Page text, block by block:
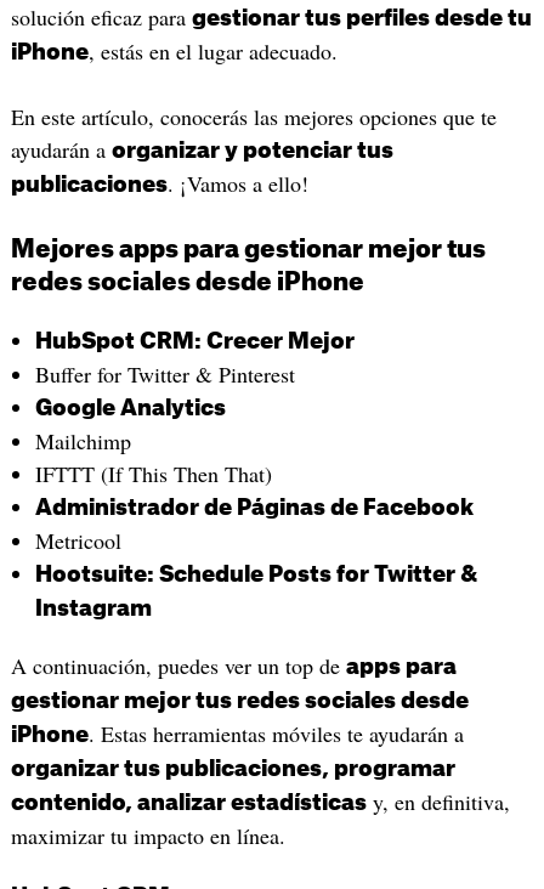
solución eficaz para gestionar tus perfiles desde tu
iPhone, estás en el lugar adecuado.
En este artículo, conocerás las mejores opciones que te
ayudarán a organizar y potenciar tus
publicaciones. ¡Vamos a ello!
Mejores apps para gestionar mejor tus
redes sociales desde iPhone
HubSpot CRM: Crecer Mejor
Buffer for Twitter & Pinterest
Google Analytics
Mailchimp
IFTTT (If This Then That)
Administrador de Páginas de Facebook
Metricool
Hootsuite: Schedule Posts for Twitter &
Instagram
A continuación, puedes ver un top de apps para
gestionar mejor tus redes sociales desde
iPhone. Estas herramientas móviles te ayudarán a
organizar tus publicaciones, programar
contenido, analizar estadísticasy, en definitiva,
maximizar tu impacto en línea.